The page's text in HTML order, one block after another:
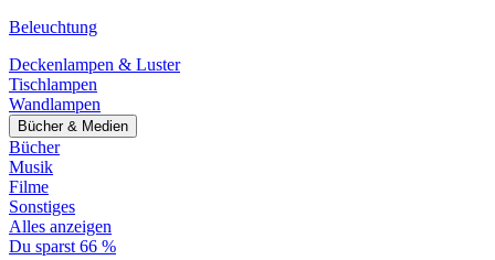
Beleuchtung
Deckenlampen & Luster
Tischlampen
Wandlampen
Bücher & Medien
Bücher
Musik
Filme
Sonstiges
Alles anzeigen
Du sparst 66 %